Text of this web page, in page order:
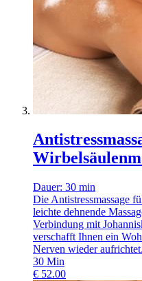
Dauer: 30 min
Die Antistressmassage
leichte dehnende
Verbindung mit
verschafft Ihnen ein
Nerven wieder aufrichtet.
30 Min
€ 52.00